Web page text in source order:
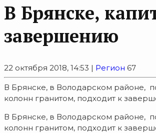
В Брянске,
завершению
22 октября 2018, 14:53 | Регион 67
В Брянске, в Володарском районе,
колонн гранитом, подходит к
В Брянске, в Володарском районе,
колонн гранитом, подходит к